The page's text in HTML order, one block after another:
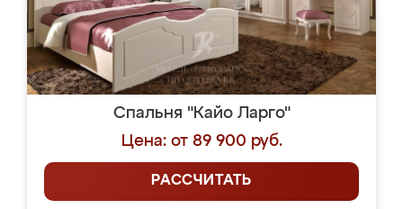
Спальня "Кайо Ларго"
Цена: от 89 900 руб.
РАССЧИТАТЬ